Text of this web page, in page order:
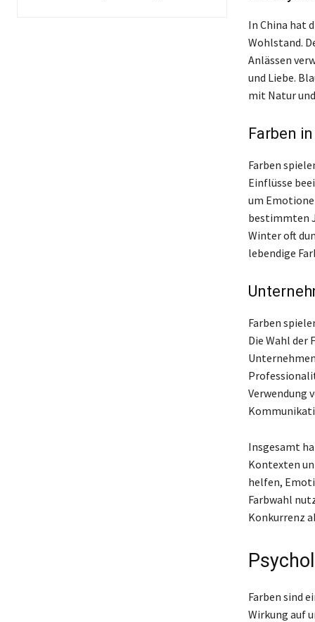
In China hat
Wohlstand.
Anlässen
und Liebe.
mit Natur
Farben
Farben
Einflüsse
um
bestimmten
Winter oft
lebendige
Farben
Die Wahl der
Verwendung
Insgesamt
Kontexten
helfen,
Farbwahl
Konkurrenz
Farben sind
Wirkung auf